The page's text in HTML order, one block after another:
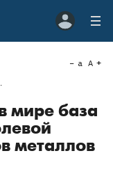
a A
мире база
металлов